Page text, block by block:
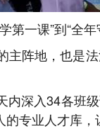
第一课”到“全年
阵地，也是
内深入34各班
专业人才库